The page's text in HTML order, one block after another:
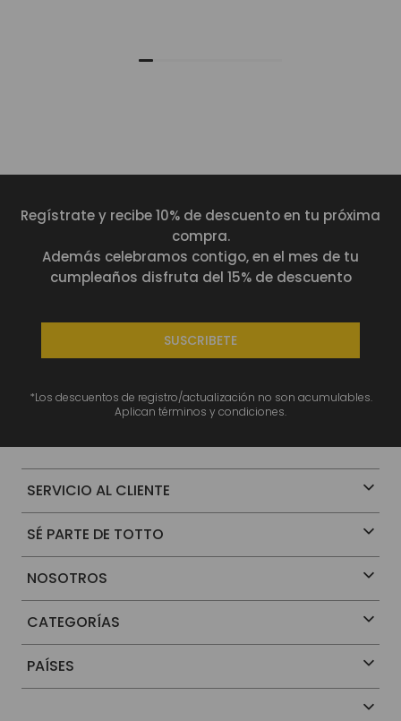
Regístrate y recibe 10% de descuento en tu próxima
compra.
Además celebramos contigo, en el mes de tu
cumpleaños disfruta del 15% de descuento
SUSCRIBETE
*Los descuentos de registro/actualización no son acumulables.
Aplican términos y condiciones.
SERVICIO AL CLIENTE
SÉ PARTE DE TOTTO
NOSOTROS
CATEGORÍAS
PAÍSES